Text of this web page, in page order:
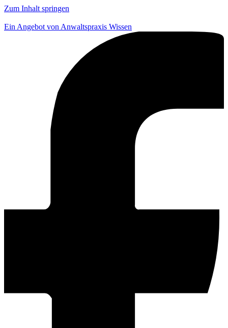
Zum Inhalt springen
Ein Angebot von Anwaltspraxis Wissen